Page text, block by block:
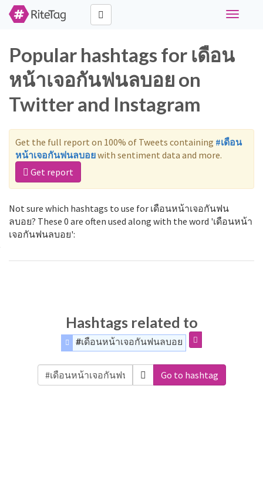
Toggle
Popular hashtags for เดือน
หน้าเจอกันฟนลบอย on
Twitter and Instagram
Get the full report on 100% of Tweets containing #เดือน
หน้าเจอกันฟนลบอยwith sentiment data and more.
Get report
Not sure which hashtags to use for เดือนหน้าเจอกันฟน
ลบอย? These 0 are often used along with the word 'เดือนหน้า
เจอกันฟนลบอย':
Hashtags related to
#เดือนหน้าเจอกันฟนลบอย
Go to hashtag